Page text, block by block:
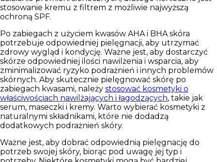
stosowanie kremu z filtrem z możliwie najwyższą
ochroną SPF.
Po zabiegach z użyciem kwasów AHA i BHAskóra
potrzebuje odpowiedniej pielęgnacji, aby utrzymać
zdrowy wygląd i kondycję. Ważne jest, aby dostarczyć
skórze odpowiedniej ilości nawilżenia i wsparcia, aby
zminimalizować ryzyko podrażnień i innych problemów
skórnych. Aby skutecznie pielęgnować skórę po
zabiegach kwasami, należy stosować kosmetyki o
właściwościach nawilżających i łagodzących, takie jak
serum, maseczki i kremy. Warto wybierać kosmetyki z
naturalnymi składnikami, które nie dodadzą
dodatkowych podrażnień skóry.
Ważne jest, aby dobrać odpowiednią pielęgnację do
potrzeb swojej skóry, biorąc pod uwagę jej typ i